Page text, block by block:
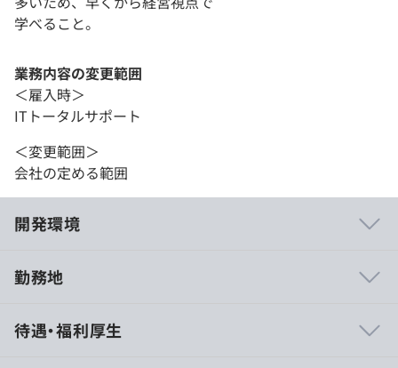
学べること。
業務内容の変更範囲
＜雇入時＞
ITトータルサポート
＜変更範囲＞
会社の定める範囲
開発環境
・業務に関連のある資格に合格した際、検定試験料を全額
勤務地
待遇・福利厚生